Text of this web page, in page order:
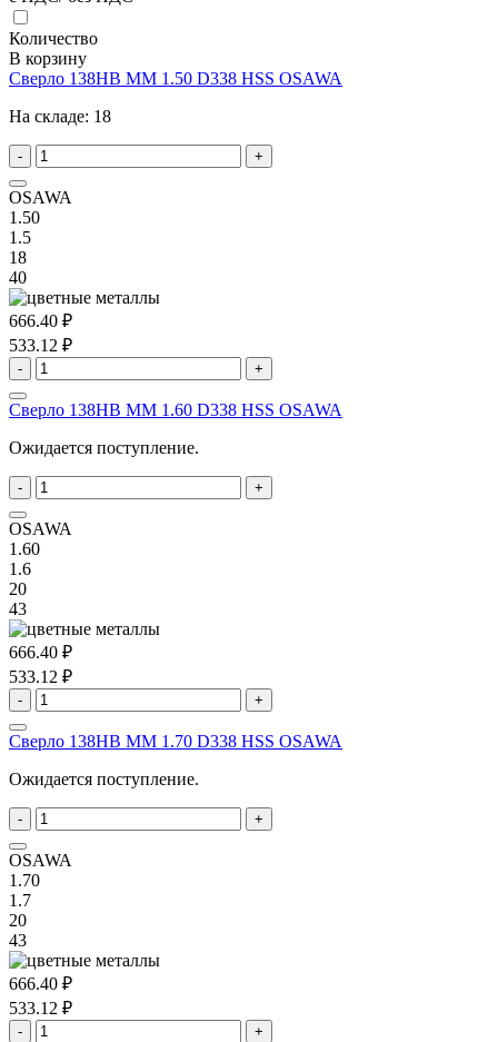
Количество
В корзину
Сверло 138HB MM 1.50 D338 HSS OSAWA
На складе: 18
- +
OSAWA
1.50
1.5
18
40
666.40 ₽
533.12 ₽
- +
Сверло 138HB MM 1.60 D338 HSS OSAWA
Ожидается поступление.
- +
OSAWA
1.60
1.6
20
43
666.40 ₽
533.12 ₽
- +
Сверло 138HB MM 1.70 D338 HSS OSAWA
Ожидается поступление.
- +
OSAWA
1.70
1.7
20
43
666.40 ₽
533.12 ₽
- +